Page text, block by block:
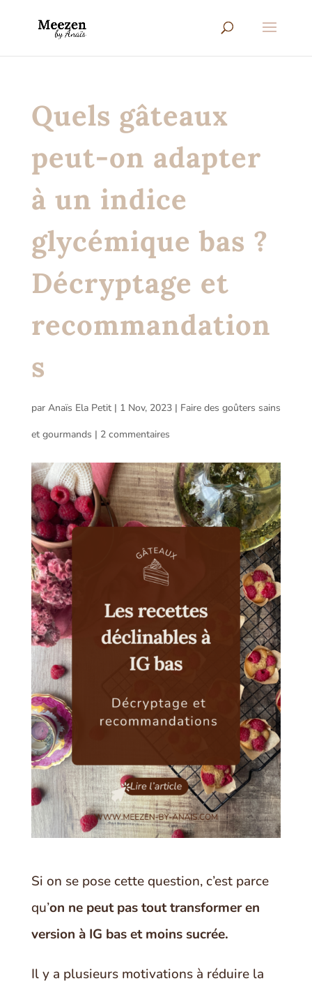
Quels gâteaux
peut-on adapter
à un indice
glycémique bas ?
Décryptage et
recommandation
s
par Anaïs Ela Petit| 1 Nov, 2023| Faire des goûters sains
et gourmands | 2 commentaires
Si on se pose cette question, c’est parce
qu’on ne peut pas tout transformer en
version à IG bas et moins sucrée.
Il y a plusieurs motivations à réduire la